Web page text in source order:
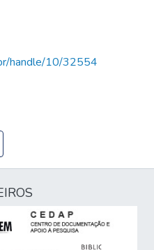
handle/10/32554